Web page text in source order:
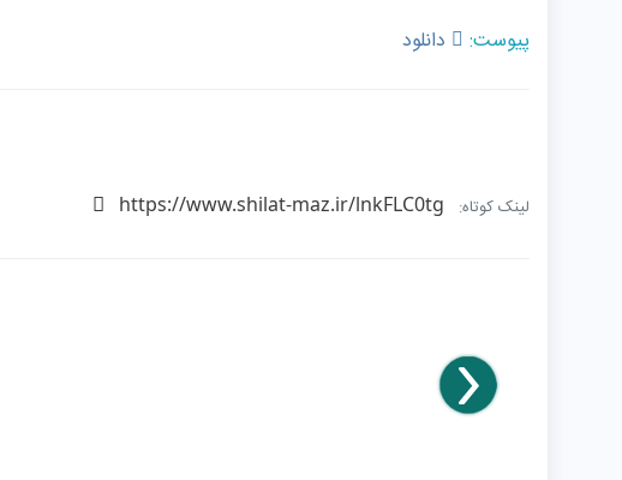
پیوست:
دانلود
لینک کوتاه: https://www.shilat-maz.ir/lnkFLC0tg